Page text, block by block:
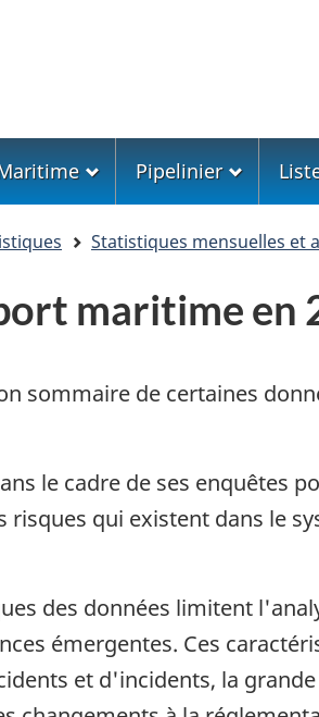
Pipelinier
Statistiques mensuelles et
maritime en
sommaire de certaines
le cadre de ses enquêtes
qui existent dans le
des données limitent
émergentes. Ces
et d'incidents, la